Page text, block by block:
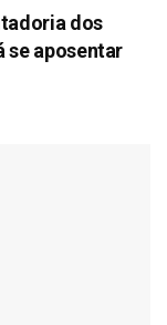
dos
se aposentar